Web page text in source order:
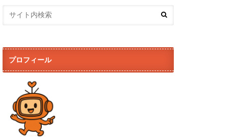
プロフィール